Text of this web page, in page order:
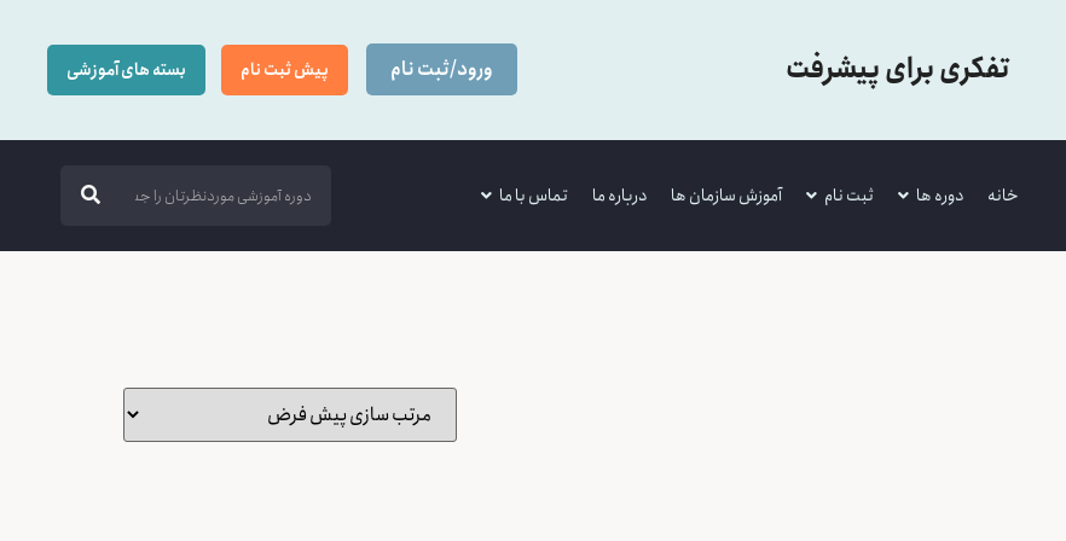
تفکری برای پیشرفت ورود/ثبت نام پیش ثبت نام بسته های آموزشی
خانه دوره ها ثبت نام آموزش سازمان ها درباره ما تماس با ما